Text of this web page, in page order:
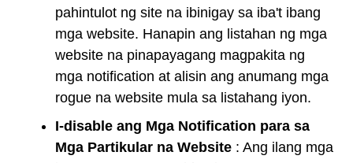
pahintulot ng site na ibinigay sa iba't ibang
mga website. Hanapin ang listahan ng mga
website na pinapayagang magpakita ng
mga notification at alisin ang anumang mga
rogue na website mula sa listahang iyon.
I-disable ang Mga Notification para sa
Mga Partikular na Website : Ang ilang mga